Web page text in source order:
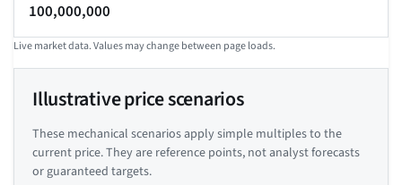
100,000,000
Live market data. Values may change between page loads.
Illustrative price scenarios
These mechanical scenarios apply simple multiples to the
current price. They are reference points, not analyst forecasts
or guaranteed targets.